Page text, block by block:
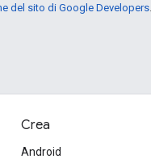
del sito di Google Developers
Crea
Android